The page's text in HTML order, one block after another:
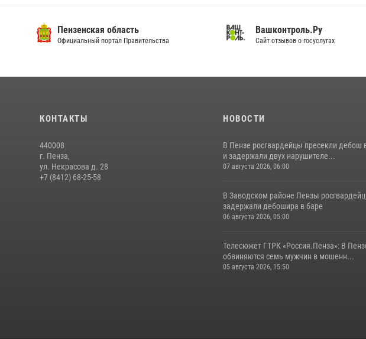
Пензенская область
Официальный портал Правительства
Вашконтроль.Ру
Сайт отзывов о госуслугах
КОНТАКТЫ
440008
г. Пенза,
ул. Некрасова д. 28
+7 (8412) 68-25-58
НОВОСТИ
В Пензе росгвардейцы пресекли дебош
и задержали двух нарушителе...
07 августа 2026, 06:00
В Заводском районе Пензы
задержали дебошира в баре
06 августа 2026, 05:00
Телесюжет ГТРК «Россия.Пенза»: В
обвиняются семь мужчин в мошенн...
05 августа 2026, 15:50